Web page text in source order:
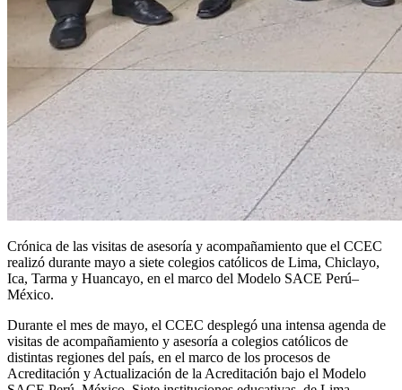
Crónica de las visitas de asesoría y acompañamiento que el CCEC
realizó durante mayo a siete colegios católicos de Lima, Chiclayo,
Ica, Tarma y Huancayo, en el marco del Modelo SACE Perú–
México.
Durante el mes de mayo, el CCEC desplegó una intensa agenda de
visitas de acompañamiento y asesoría a colegios católicos de
distintas regiones del país, en el marco de los procesos de
Acreditación y Actualización de la Acreditación bajo el Modelo